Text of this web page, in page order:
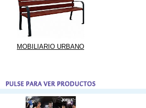
MOBILIARIO URBANO